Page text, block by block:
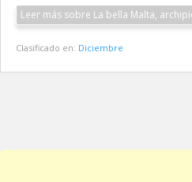
Leer más sobre La bella Malta,
Clasificado en: Diciembre